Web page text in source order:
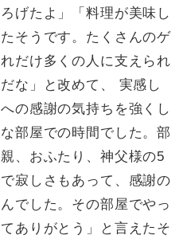
げたよ」「料理が美味し
そうです。たくさんのゲ
だけ多くの人に支えられ
な」と改めて、 実感し
の感謝の気持ちを強くし
部屋での時間でした。部
、おふたり、神父様の5
寂しさもあって、感謝の
でした。その部屋でやっ
ありがとう」と言えたそ